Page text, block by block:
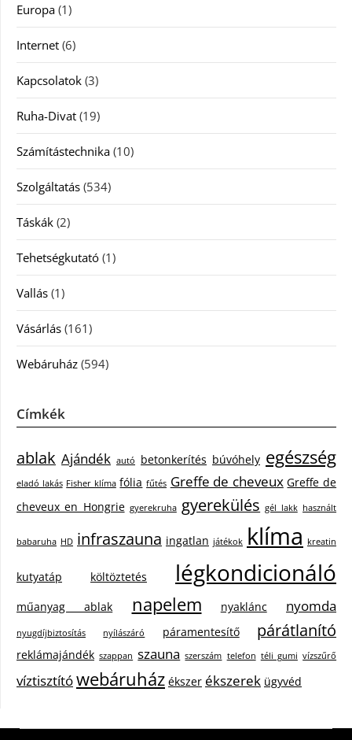
Europa (1)
Internet (6)
Kapcsolatok (3)
Ruha-Divat (19)
Számítástechnika (10)
Szolgáltatás (534)
Táskák (2)
Tehetségkutató (1)
Vallás (1)
Vásárlás (161)
Webáruház (594)
Címkék
ablak Ajándék autó betonkerítés búvóhely egészség
eladó lakás Fisher klíma fólia fűtés Greffe de cheveux Greffe de
cheveux en Hongrie gyerekruha gyerekülés gél lakk használt
babaruha HD infraszauna ingatlan játékok klíma kreatin
kutyatáp költöztetés légkondicionáló
műanyag ablak napelem nyaklánc nyomda
nyugdíjbiztosítás nyílászáró páramentesítő párátlanító
reklámajándék szappan szauna szerszám telefon téli gumi vízszűrő
víztisztítówebáruház ékszer ékszerek ügyvéd